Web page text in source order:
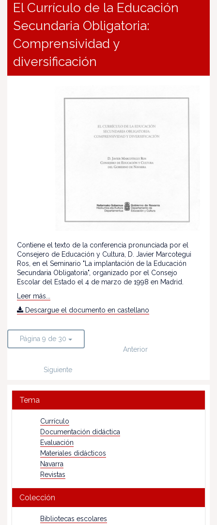
El Currículo de la Educación
Secundaria Obligatoria:
Comprensividad y
diversificación
Contiene el texto de la conferencia pronunciada por el
Consejero de Educación y Cultura, D. Javier Marcotegui
Ros, en el Seminario "La implantación de la Educación
Secundaria Obligatoria", organizado por el Consejo
Escolar del Estado el 4 de marzo de 1998 en Madrid.
Leer más...
Descargue el documento en castellano
Página 9 de 30
Anterior
Siguiente
Tema
Currículo
Documentación didáctica
Evaluación
Materiales didácticos
Navarra
Revistas
Colección
Bibliotecas escolares